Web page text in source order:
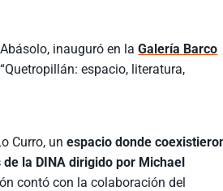
Abásolo, inauguró en laGalería Barco
espacio, literatura,
Curro, unespacio donde
la DINA dirigido por Michael
contó con la colaboración del